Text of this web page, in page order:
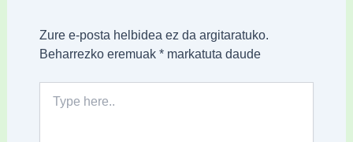
Zure e-posta helbidea ez da argitaratuko.
Beharrezko eremuak *markatuta daude
here..